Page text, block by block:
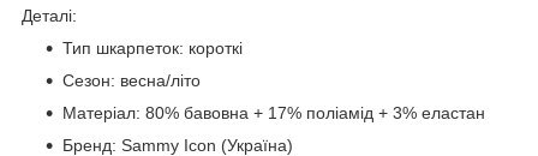
Деталі:
Тип шкарпеток: короткі
Сезон: весна/літо
Матеріал: 80% бавовна + 17% поліамід + 3% еластан
Бренд: Sammy Icon (Україна)